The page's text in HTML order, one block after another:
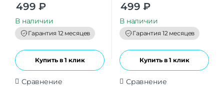
o
t
o
f
5
499 ₽
В наличии
Гарантия 12 месяцев
Купить в 1 клик
Сравнение
o
t
o
f
5
499 ₽
В наличии
Гарантия 12 месяцев
Купить в 1 клик
Сравнение